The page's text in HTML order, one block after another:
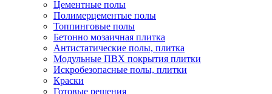
Цементные полы
Полимерцементые полы
Топпинговые полы
Бетонно мозаичная плитка
Антистатические полы, плитка
Модульные ПВХ покрытия плитки
Искробезопасные полы, плитки
Краски
Готовые решения